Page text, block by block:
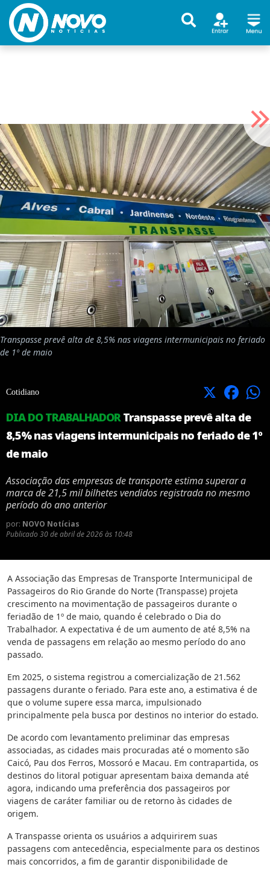
Transpasse prevê alta de 8,5% nas viagens intermunicipais no feriado
de 1º de maio
Cotidiano X Facebook
DIA DO TRABALHADORTranspasse prevê alta de
8,5% nas viagens intermunicipais no feriado de 1º
de maio
Associação das empresas de transporte estima superar a
marca de 21,5 mil bilhetes vendidos registrada no mesmo
período do ano anterior
por: NOVO Notícias
Publicado 30 de abril de 2026 às 10:48
A Associação das Empresas de Transporte Intermunicipal de
Passageiros do Rio Grande do Norte (Transpasse) projeta
crescimento na movimentação de passageiros durante o
feriadão de 1º de maio, quando é celebrado o Dia do
Trabalhador. A expectativa é de um aumento de até 8,5% na
venda de passagens em relação ao mesmo período do ano
passado.
Em 2025, o sistema registrou a comercialização de 21.562
passagens durante o feriado. Para este ano, a estimativa é de
que o volume supere essa marca, impulsionado
principalmente pela busca por destinos no interior do estado.
De acordo com levantamento preliminar das empresas
associadas, as cidades mais procuradas até o momento são
Caicó, Pau dos Ferros, Mossoró e Macau. Em contrapartida, os
destinos do litoral potiguar apresentam baixa demanda até
agora, indicando uma preferência dos passageiros por
viagens de caráter familiar ou de retorno às cidades de
origem.
A Transpasse orienta os usuários a adquirirem suas
passagens com antecedência, especialmente para os destinos
mais concorridos, a fim de garantir disponibilidade de